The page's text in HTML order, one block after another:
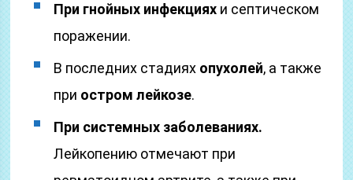
При гнойных инфекциях и септическом
поражении.
В последних стадиях опухолей, а также
при остром лейкозе.
При системных заболеваниях.
Лейкопению отмечают при